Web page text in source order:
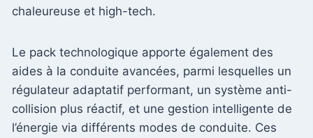
chaleureuse et high-tech.
Le pack technologique apporte également des
aides à la conduite avancées, parmi lesquelles un
régulateur adaptatif performant, un système anti-
collision plus réactif, et une gestion intelligente de
l’énergie via différents modes de conduite. Ces